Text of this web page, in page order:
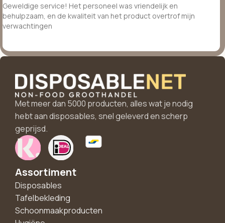
Geweldige service! Het personeel was vriendelijk en
behulpzaam, en de kwaliteit van het product overtrof mijn
verwachtingen
Met meer dan 5000 producten, alles wat je nodig
hebt aan disposables, snel geleverd en scherp
geprijsd.
Assortiment
Disposables
Tafelbekleding
Schoonmaakproducten